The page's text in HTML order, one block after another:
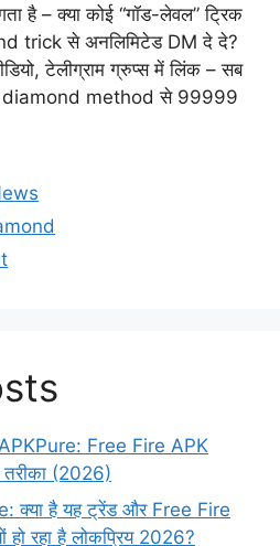
है – क्या कोई “गॉड-लेवल” ट्रिक
trick से अनलिमिटेड DM दे दे?
टेलीग्राम ग्रुप्स में लिंक – सब
diamond method से 99999
Free Fire APK
तरीका (2026)
क्या है यह ट्रेंड और Free Fire
हो रहा है लोकप्रिय 2026?